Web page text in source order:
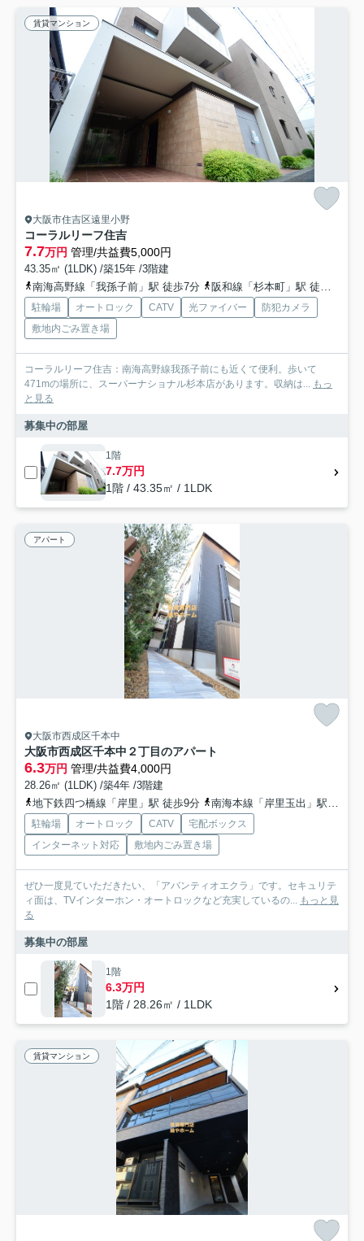
賃貸マンション
大阪市住吉区遠里小野
コーラルリーフ住吉
7.7万円 管理/共益費5,000円
43.35㎡ (1LDK) /築15年 /3階建
南海高野線「我孫子前」駅 徒歩7分
阪和線「杉本町」駅 徒歩10分
駐輪場 オートロック CATV 光ファイバー
防犯カメラ
敷地内ごみ置き場
コーラルリーフ住吉：南海高野線我孫子前にも近くて便利。歩いて
471mの場所に、スーパーナショナル杉本店があります。収納は... もっ
と見る
募集中の部屋
1階
7.7万円
1階 / 43.35㎡ / 1LDK
アパート
大阪市西成区千本中
大阪市西成区千本中２丁目のアパート
6.3万円 管理/共益費4,000円
28.26㎡ (1LDK) /築4年 /3階建
地下鉄四つ橋線「岸里」駅 徒歩9分
南海本線「岸里玉出」駅 徒歩13分
駐輪場 オートロック CATV
宅配ボックス
インターネット対応
敷地内ごみ置き場
ぜひ一度見ていただきたい、「アバンティオエクラ」です。セキュリテ
ィ面は、TVインターホン・オートロックなど充実しているの... もっと見
る
募集中の部屋
1階
6.3万円
1階 / 28.26㎡ / 1LDK
賃貸マンション